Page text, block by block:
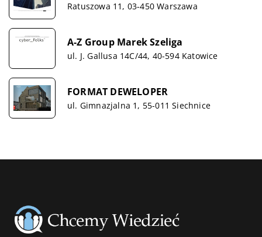
Ratuszowa 11, 03-450 Warszawa
A-Z Group Marek Szeliga
ul. J. Gallusa 14C/44, 40-594 Katowice
FORMAT DEWELOPER
ul. Gimnazjalna 1, 55-011 Siechnice